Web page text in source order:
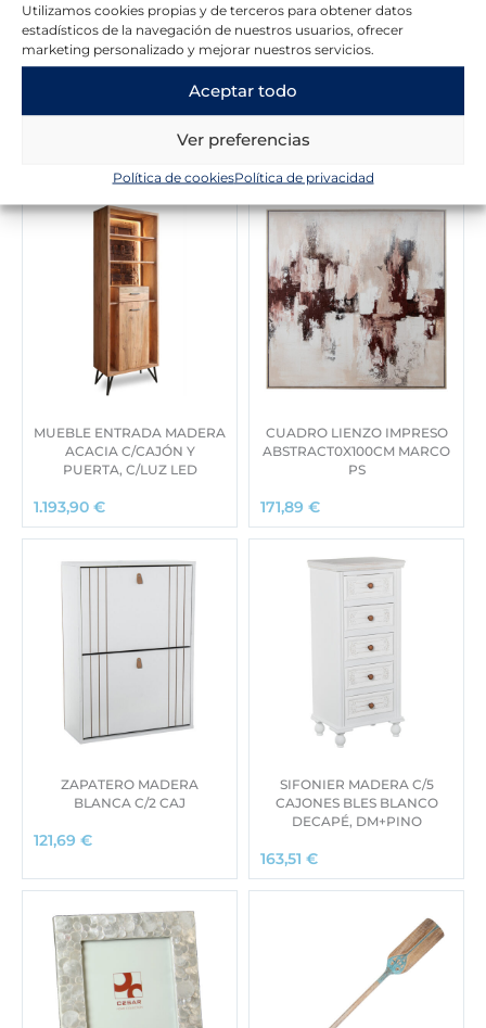
Utilizamos cookies propias y de terceros para obtener datos
estadísticos de la navegación de nuestros usuarios, ofrecer
marketing personalizado y mejorar nuestros servicios.
Aceptar todo
Ver preferencias
Política de cookiesPolítica de privacidad
a
l
e
:
6
,
0
0
€
e
s
:
9
0
a
l
e
:
6
,
0
€
.
e
s
0
.
Novedades en la tienda
MUEBLE ENTRADA MADERA
ACACIA C/CAJÓN Y
PUERTA, C/LUZ LED
1.193,90 €
CUADRO LIENZO IMPRESO
ABSTRACT0X100CM MARCO
PS
171,89 €
ZAPATERO MADERA
BLANCA C/2 CAJ
121,69 €
SIFONIER MADERA C/5
CAJONES BLES BLANCO
DECAPÉ, DM+PINO
163,51 €